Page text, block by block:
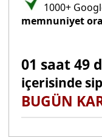
1000+
memnuniyet
01 saat 49
içerisinde
BUGÜN